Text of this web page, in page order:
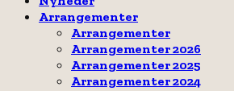
Arrangementer
Arrangementer
Arrangementer 2026
Arrangementer 2025
Arrangementer 2024